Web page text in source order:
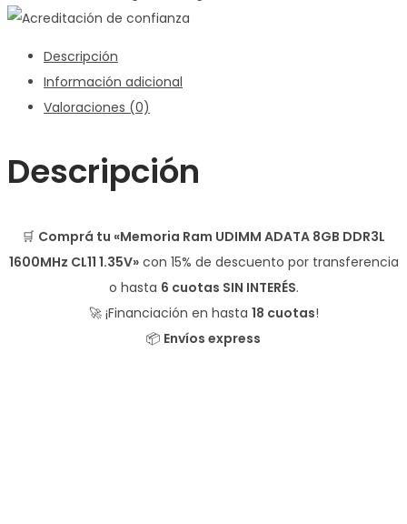
Descripción
Información adicional
Valoraciones (0)
Descripción
🛒 Comprá tu «Memoria Ram UDIMM ADATA 8GB DDR3L
1600MHz CL11 1.35V»con 15% de descuento por transferencia
o hasta 6 cuotas SIN INTERÉS.
🚀 ¡Financiación en hasta 18 cuotas!
📦 Envíos express